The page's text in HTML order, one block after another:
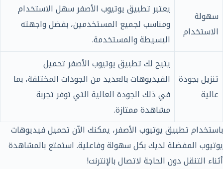
سهولة
الاستخدام
يعتبر تطبيق يوتيوب الأصفر سهل الاستخدام
ومناسب لجميع المستخدمين، بفضل واجهته
البسيطة والمستخدمة.
تنزيل بجودة
عالية
يتيح لك تطبيق يوتيوب الأصفر تحميل
الفيديوهات بالعديد من الجودات المختلفة، بما
في ذلك الجودة العالية التي توفر تجربة
مشاهدة ممتازة.
باستخدام تطبيق يوتيوب الأصفر، يمكنك الآن تحميل فيديوهات
يوتيوب المفضلة لديك بكل سهولة وفاعلية. استمتع بالمشاهدة
أثناء التنقل دون الحاجة لاتصال بالإنترنت!